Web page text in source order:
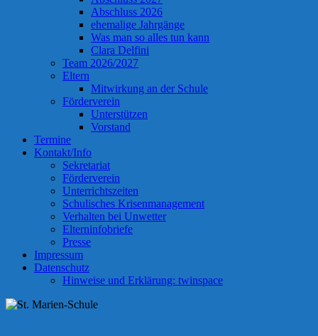
Abschluss 2026
ehemalige Jahrgänge
Was man so alles tun kann
Clara Delfini
Team 2026/2027
Eltern
Mitwirkung an der Schule
Förderverein
Unterstützen
Vorstand
Termine
Kontakt/Info
Sekretariat
Förderverein
Unterrichtszeiten
Schulisches Krisenmanagement
Verhalten bei Unwetter
Elterninfobriefe
Presse
Impressum
Datenschutz
Hinweise und Erklärung: twinspace